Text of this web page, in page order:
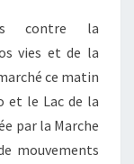
contre la
vies et de la
ce matin
et le Lac de la
par la Marche
mouvements